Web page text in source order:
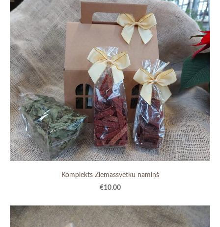
Komplekts Ziemassvētku namiņš
€10.00